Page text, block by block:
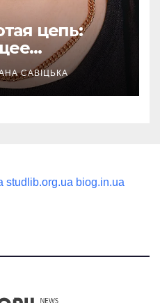
цепь:
выбору
САВІЦЬКА
studlib.org.ua biog.in.ua